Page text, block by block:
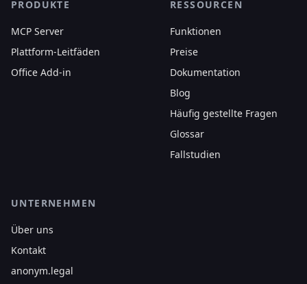
PRODUKTE
MCP Server
Plattform-Leitfäden
Office Add-in
RESSOURCEN
Funktionen
Preise
Dokumentation
Blog
Häufig gestellte Fragen
Glossar
Fallstudien
UNTERNEHMEN
Über uns
Kontakt
anonym.legal